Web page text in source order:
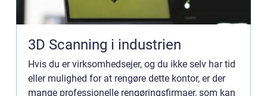
3D Scanning i industrien
Hvis du er virksomhedsejer, og du ikke selv har tid
eller mulighed for at rengøre dette kontor, er der
mange professionelle rengøringsfirmaer, som kan